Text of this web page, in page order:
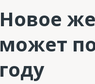
Новое
может
году